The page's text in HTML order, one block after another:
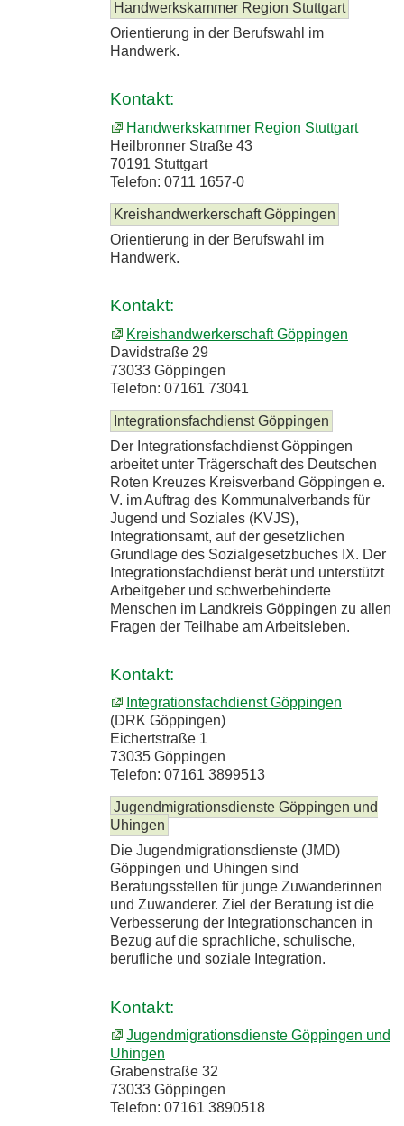
Handwerkskammer Region Stuttgart
Orientierung in der Berufswahl im
Handwerk.
Kontakt:
Handwerkskammer Region Stuttgart
Heilbronner Straße 43
70191 Stuttgart
Telefon: 0711 1657-0
Kreishandwerkerschaft Göppingen
Orientierung in der Berufswahl im
Handwerk.
Kontakt:
Kreishandwerkerschaft Göppingen
Davidstraße 29
73033 Göppingen
Telefon: 07161 73041
Integrationsfachdienst Göppingen
Der Integrationsfachdienst Göppingen
arbeitet unter Trägerschaft des Deutschen
Roten Kreuzes Kreisverband Göppingen e.
V. im Auftrag des Kommunalverbands für
Jugend und Soziales (KVJS),
Integrationsamt, auf der gesetzlichen
Grundlage des Sozialgesetzbuches IX. Der
Integrationsfachdienst berät und unterstützt
Arbeitgeber und schwerbehinderte
Menschen im Landkreis Göppingen zu allen
Fragen der Teilhabe am Arbeitsleben.
Kontakt:
Integrationsfachdienst Göppingen
(DRK Göppingen)
Eichertstraße 1
73035 Göppingen
Telefon: 07161 3899513
Jugendmigrationsdienste Göppingen und
Uhingen
Die Jugendmigrationsdienste (JMD)
Göppingen und Uhingen sind
Beratungsstellen für junge Zuwanderinnen
und Zuwanderer. Ziel der Beratung ist die
Verbesserung der Integrationschancen in
Bezug auf die sprachliche, schulische,
berufliche und soziale Integration.
Kontakt:
Jugendmigrationsdienste Göppingen und
Uhingen
Grabenstraße 32
73033 Göppingen
Telefon: 07161 3890518